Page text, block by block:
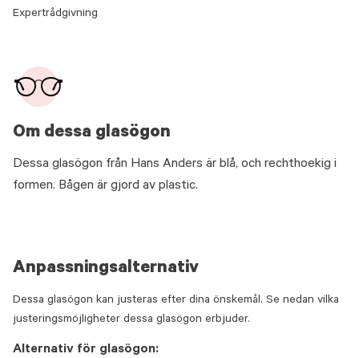
Om dessa glasögon
Dessa glasögon från Hans Anders är blå, och rechthoekig i
formen. Bågen är gjord av plastic.
Expertrådgivning
Anpassningsalternativ
Dessa glasögon kan justeras efter dina önskemål. Se nedan vilka
justeringsmöjligheter dessa glasögon erbjuder.
Alternativ för glasögon: